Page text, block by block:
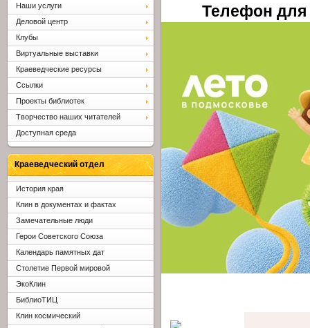
Телефон для
Наши услуги
Деловой центр
Клубы
Виртуальные выставки
Краеведческие ресурсы
Ссылки
Проекты библиотек
Творчество наших читателей
Доступная среда
Краеведческий отдел
История края
Клин в документах и фактах
Замечательные люди
Герои Советского Союза
Календарь памятных дат
Столетие Первой мировой
ЭкоКлин
БиблиоТИЦ
Клин космический